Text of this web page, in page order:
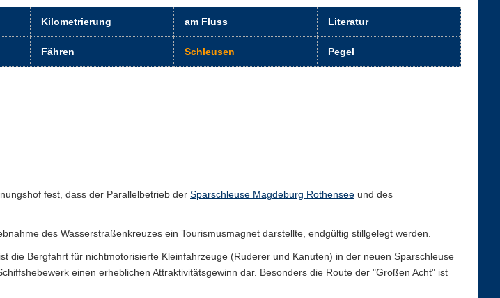
Kilometrierung am Fluss Literatur
Fähren Schleusen Pegel
fest, dass der Parallelbetrieb der Sparschleuse Magdeburg Rothensee und des
des Wasserstraßenkreuzes ein Tourismusmagnet darstellte, endgültig stillgelegt werden.
die Bergfahrt für nichtmotorisierte Kleinfahrzeuge (Ruderer und Kanuten) in der neuen Sparschleuse
einen erheblichen Attraktivitätsgewinn dar. Besonders die Route der "Großen Acht" ist